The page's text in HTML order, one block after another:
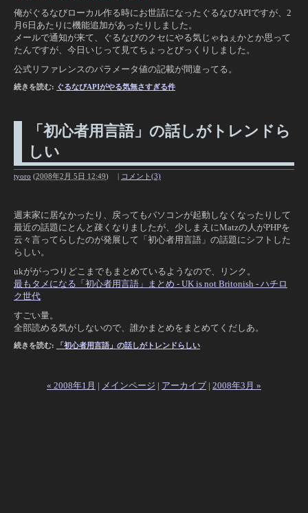
俺がぐるなびローカル作る時にお世話になったぐるなびAPIですが、2
月6日あたりに機能追加があったりしました。
メールで通知が来て、ぐるなびのクセにやる気じゃねぇかとか思って
たんですが、今日いじって見てちょっとびっくりしました。
公式リファレンスのパラメータ値の記載が間違ってる。
続きを読む: ぐるなびAPIがやる気無さすぎる件
「初心者用言語」の話しがトレンドら
しい
tyoro (2008年2月 5日 12:49) コメント(3)
週末家に居なかったり、戻ってもパソコンが起動しなくなったりして
最近の話題にとんと疎くなりましたが、少しまえにMatzの人がPHPを
云々言ってらしたのが発展して「初心者用言語」の話題にシフトした
らしい。
ukががっつりどこまでもまとめているようなので、リンク。
最もタメになる「初心者用言語」まとめ - UK is not Britonish - ハチロ
ク世代
すごい量。
全部読める気がしないので、誰かまとめをまとめてくだしあ。
続きを読む: 「初心者用言語」の話しがトレンドらしい
« 2008年1月 | メインページ | アーカイブ | 2008年3月 »